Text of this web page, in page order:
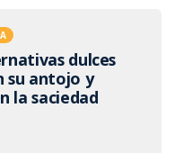
dulces
su antojo y
la saciedad